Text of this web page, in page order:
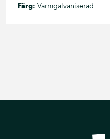
Färg: Varmgalvaniserad